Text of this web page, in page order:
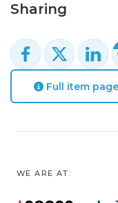
Sharing
Full item page
WE ARE AT: